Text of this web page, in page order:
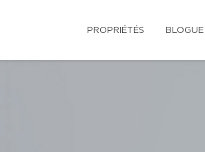
PROPRIÉTÉS BLOGUE